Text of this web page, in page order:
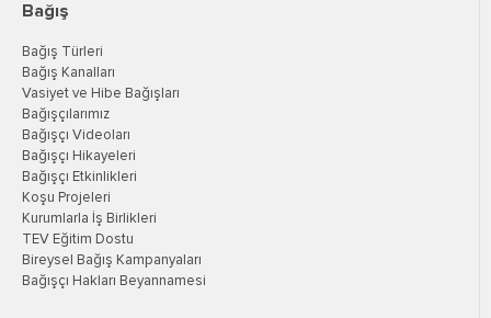
Bağış
Bağış Türleri
Bağış Kanalları
Vasiyet ve Hibe Bağışları
Bağışçılarımız
Bağışçı Videoları
Bağışçı Hikayeleri
Bağışçı Etkinlikleri
Koşu Projeleri
Kurumlarla İş Birlikleri
TEV Eğitim Dostu
Bireysel Bağış Kampanyaları
Bağışçı Hakları Beyannamesi